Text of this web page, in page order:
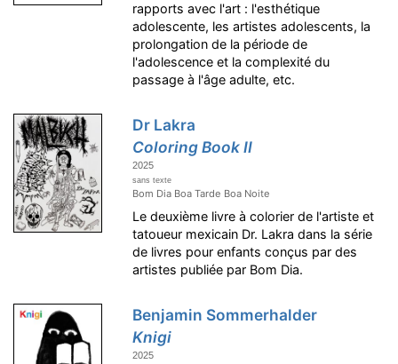
rapports avec l'art : l'esthétique
adolescente, les artistes adolescents, la
prolongation de la période de
l'adolescence et la complexité du
passage à l'âge adulte, etc.
Dr Lakra
Coloring Book II
2025
sans texte
Bom Dia Boa Tarde Boa Noite
Le deuxième livre à colorier de l'artiste et
tatoueur mexicain Dr. Lakra dans la série
de livres pour enfants conçus par des
artistes publiée par Bom Dia.
Benjamin Sommerhalder
Knigi
2025